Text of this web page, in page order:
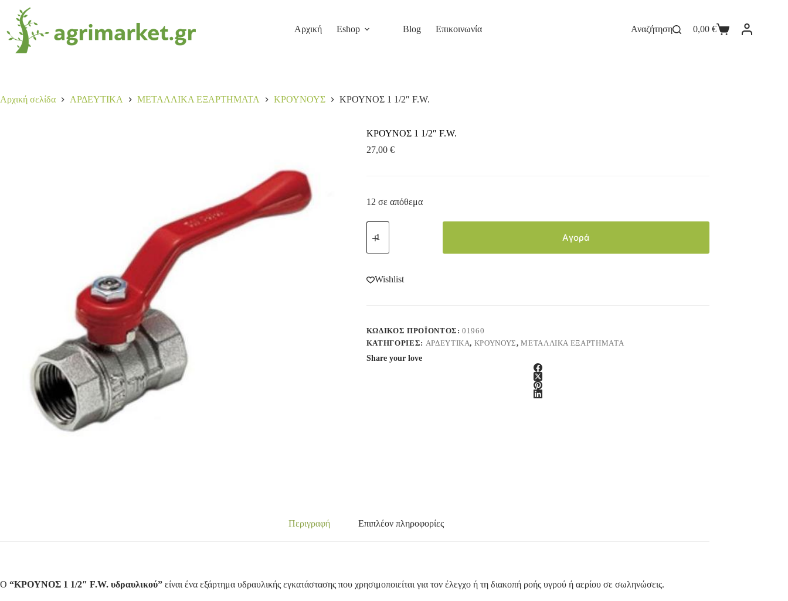
Αρχική Eshop Blog Επικοινωνία Αναζήτηση 0,00 €
Αρχική σελίδα ΑΡΔΕΥΤΙΚΑ ΜΕΤΑΛΛΙΚΑ ΕΞΑΡΤΗΜΑΤΑ ΚΡΟΥΝΟΥΣ ΚΡΟΥΝΟΣ 1 1/2″ F.W.
ΚΡΟΥΝΟΣ 1 1/2″ F.W.
27,00 €
12 σε απόθεμα
Αγορά
Wishlist
ΚΩΔΙΚΌΣ ΠΡΟΪΌΝΤΟΣ:01960
ΚΑΤΗΓΟΡΊΕΣ: ΑΡΔΕΥΤΙΚΑ, ΚΡΟΥΝΟΥΣ,ΜΕΤΑΛΛΙΚΑ ΕΞΑΡΤΗΜΑΤΑ
Share your love
Περιγραφή Επιπλέον πληροφορίες
Ο “ΚΡΟΥΝΟΣ 1 1/2″ F.W. υδραυλικού” είναι ένα εξάρτημα υδραυλικής εγκατάστασης που χρησιμοποιείται για τον έλεγχο ή τη διακοπή ροής υγρού ή αερίου σε σωληνώσεις.